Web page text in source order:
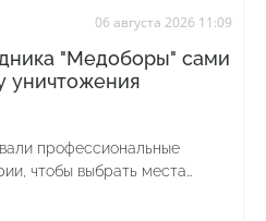
06 августа 2026 11:09
"Медоборы" сами
уничтожения
профессиональные
чтобы выбрать места